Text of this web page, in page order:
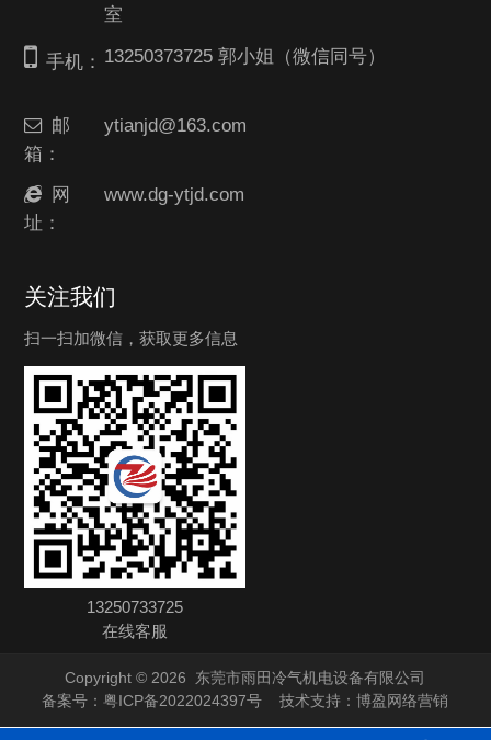
室
手机： 13250373725 郭小姐（微信同号）
邮
箱：
ytianjd@163.com
网
址：
www.dg-ytjd.com
关注我们
扫一扫加微信，获取更多信息
13250733725
在线客服
Copyright © 2026 东莞市雨田冷气机电设备有限公司
备案号：粤ICP备2022024397号 技术支持：博盈网络营销